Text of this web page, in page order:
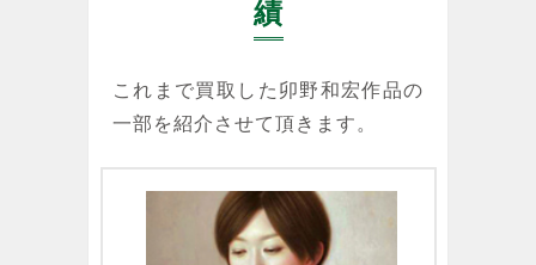
績
これまで買取した卯野和宏作品の
一部を紹介させて頂きます。